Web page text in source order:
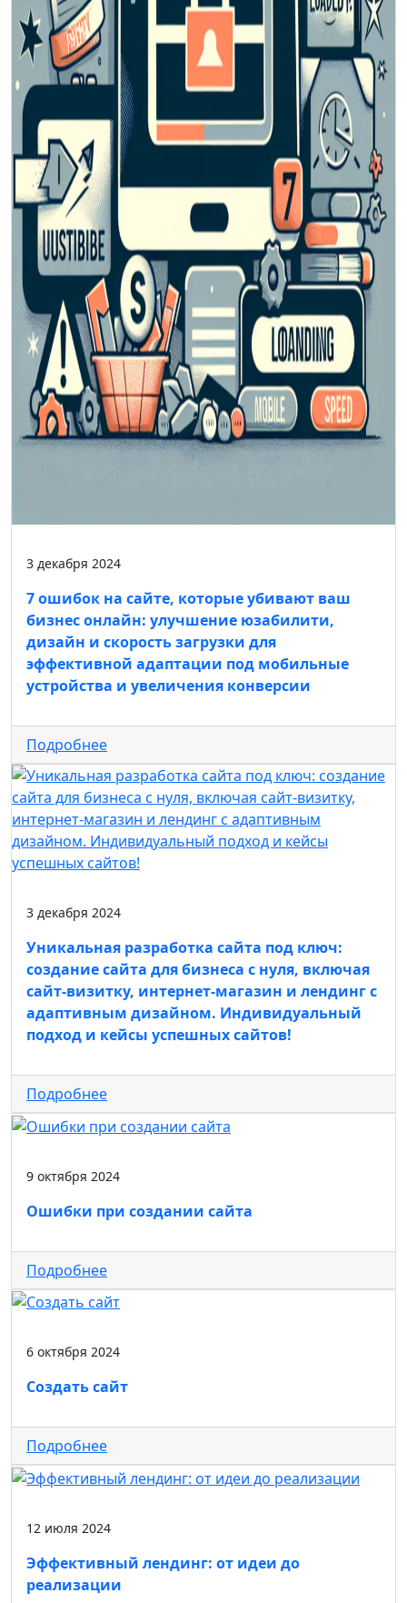
3 декабря 2024
7 ошибок на сайте, которые убивают ваш
бизнес онлайн: улучшение юзабилити,
дизайн и скорость загрузки для
эффективной адаптации под мобильные
устройства и увеличения конверсии
Подробнее
3 декабря 2024
Уникальная разработка сайта под ключ:
создание сайта для бизнеса с нуля, включая
сайт-визитку, интернет-магазин и лендинг с
адаптивным дизайном. Индивидуальный
подход и кейсы успешных сайтов!
Подробнее
9 октября 2024
Ошибки при создании сайта
Подробнее
6 октября 2024
Создать сайт
Подробнее
12 июля 2024
Эффективный лендинг: от идеи до
реализации